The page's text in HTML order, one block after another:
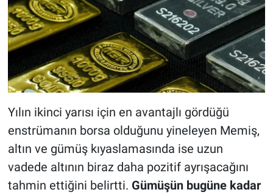
Yılın ikinci yarısı için en avantajlı gördüğü
enstrümanın borsa olduğunu yineleyen Memiş,
altın ve gümüş kıyaslamasında ise uzun
vadede altının biraz daha pozitif ayrışacağını
tahmin ettiğini belirtti. Gümüşün bugüne kadar